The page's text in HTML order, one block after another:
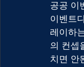
공공 이
이벤트
레이하
의 컨셉
치면 안